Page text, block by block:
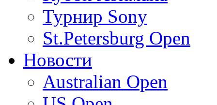
Турнир Sony
St.Petersburg Open
Новости
Australian Open